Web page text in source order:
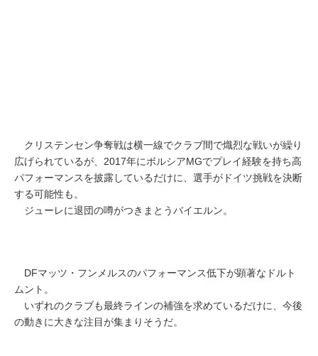
クリステンセン争奪戦は横一線でクラブ間で熾烈な戦いが繰り
広げられているが、2017年にボルシアMGでプレイ経験を持ち高
パフォーマンスを披露しているだけに、選手がドイツ挑戦を決断
する可能性も。
ジューレに退団の噂がつきまとうバイエルン。
DFマッツ・フンメルスのパフォーマンス低下が顕著なドルト
ムント。
いずれのクラブも最終ラインの補強を求めているだけに、今後
の動きに大きな注目が集まりそうだ。